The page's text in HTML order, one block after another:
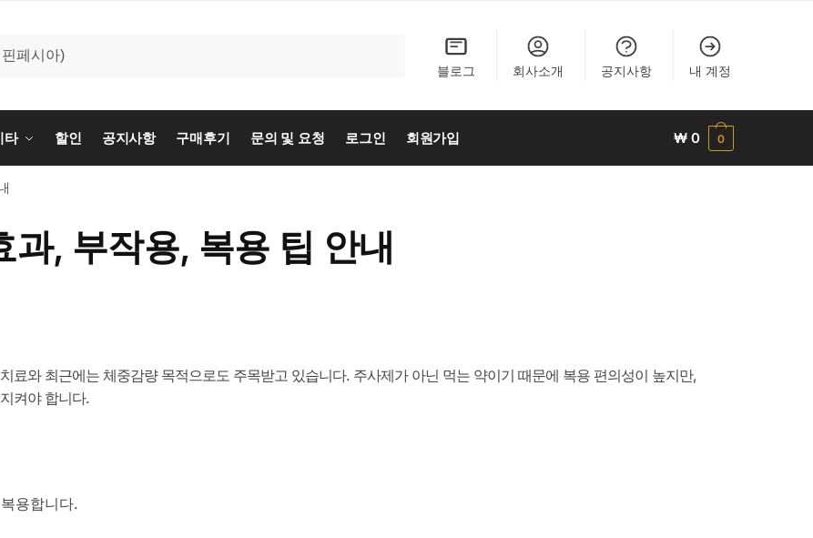
블로그
회사소개 공지사항 내 계정
타 할인 공지사항 구매후기 문의 및 요청 로그인 회원가입 ₩ 0 0
과, 부작용, 복용 팁 안내
료와 최근에는 체중감량 목적으로도 주목받고 있습니다. 주사제가 아닌 먹는 약이기 때문에 복용 편의성이 높지만,
켜야 합니다.
용합니다.